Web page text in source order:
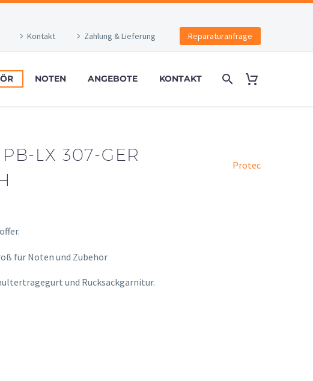
Kontakt Zahlung & Lieferung Reparaturanfrage
NOTEN ANGEBOTE KONTAKT
LX 307-GER
Protec
für Noten und Zubehör
und Rucksackgarnitur.